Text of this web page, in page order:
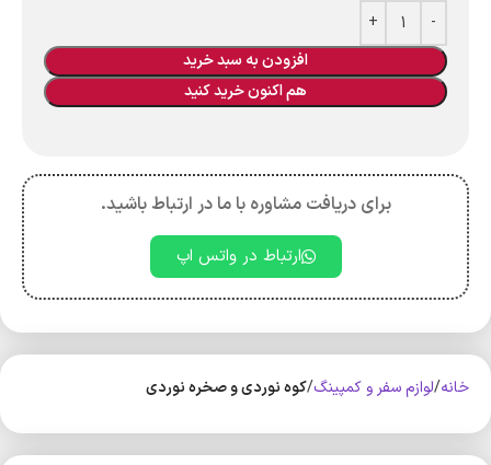
افزودن به سبد خرید
هم اکنون خرید کنید
برای دریافت مشاوره با ما در ارتباط باشید.
ارتباط در واتس اپ
خانه لوازم سفر و کمپینگ کوه‌ نوردی و صخره نوردی